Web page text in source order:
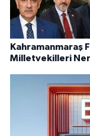
Kahramanmaraş
Milletvekilleri